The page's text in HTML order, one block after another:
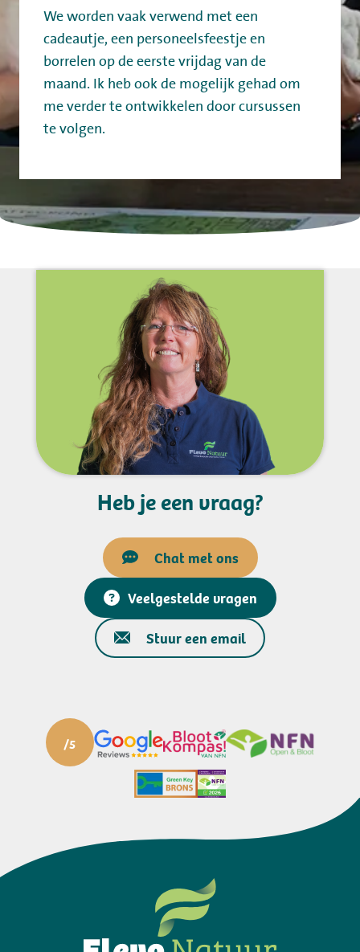
We worden vaak verwend met een
cadeautje, een personeelsfeestje en
borrelen op de eerste vrijdag van de
maand. Ik heb ook de mogelijk gehad om
me verder te ontwikkelen door cursussen
te volgen.
Heb je een vraag?
Chat met ons
Veelgestelde vragen
Stuur een email